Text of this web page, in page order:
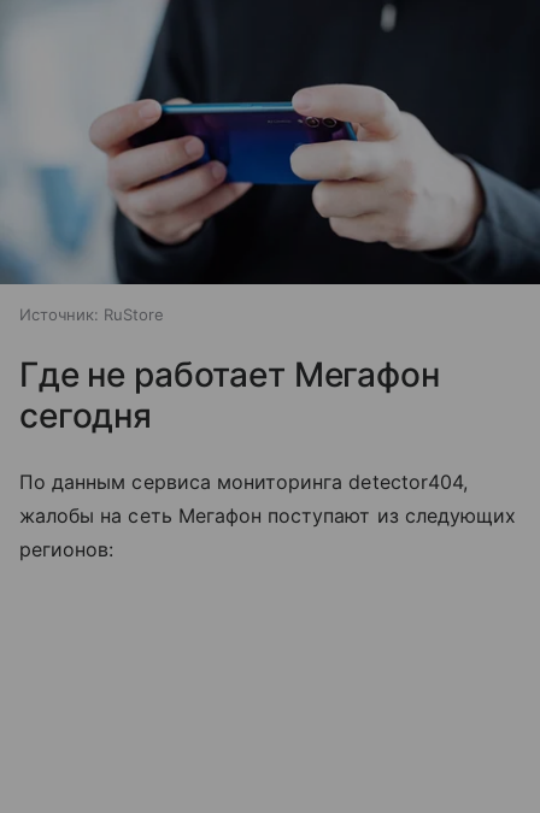
Источник: RuStore
Где не работает Мегафон
сегодня
По данным сервиса мониторинга detector404,
жалобы на сеть Мегафон поступают из следующих
регионов: